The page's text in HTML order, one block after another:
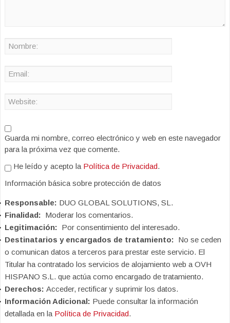
Guarda mi nombre, correo electrónico y web en este navegador
para la próxima vez que comente.
He leído y acepto la Política de Privacidad.
Información básica sobre protección de datos
Responsable: DUO GLOBAL SOLUTIONS, SL.
Finalidad: Moderar los comentarios.
Legitimación: Por consentimiento del interesado.
Destinatarios y encargados de tratamiento: No se ceden
o comunican datos a terceros para prestar este servicio. El
Titular ha contratado los servicios de alojamiento web a OVH
HISPANO S.L. que actúa como encargado de tratamiento.
Derechos: Acceder, rectificar y suprimir los datos.
Información Adicional: Puede consultar la información
detallada en la Política de Privacidad.